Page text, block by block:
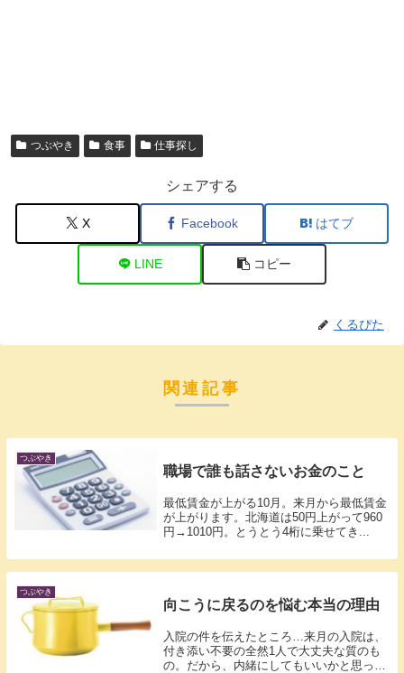
つぶやき 食事 仕事探し
シェアする
X Facebook はてブ
LINE コピー
くるぴた
関連記事
つぶやき
職場で誰も話さないお金のこと
最低賃金が上がる10月。来月から最低賃金
が上がります。北海道は50円上がって960
円→1010円。とうとう4桁に乗せてき...
つぶやき
向こうに戻るのを悩む本当の理由
入院の件を伝えたところ…来月の入院は、
付き添い不要の全然1人で大丈夫な質のも
の。だから、内緒にしてもいいかと思った